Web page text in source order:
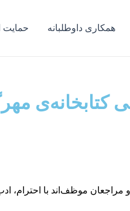
همکاری داوطلبانه حمایت
کتابخانه‌ی
مراجعان موظف‌اند با